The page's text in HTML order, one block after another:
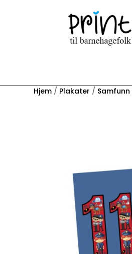
Hjem / Plakater / Samfunn